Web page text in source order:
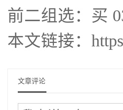
前二组选：买
本文链接：
文章评论